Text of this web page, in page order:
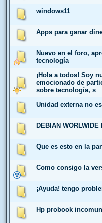
windows11
Apps para ganar
Nuevo en el foro,
tecnología
¡Hola a todos! Soy
emocionado de
sobre tecnología, s
Unidad externa no
DEBIAN WORLWIDE
Que es esto en la
Como consigo la
¡Ayuda! tengo
Hp probook